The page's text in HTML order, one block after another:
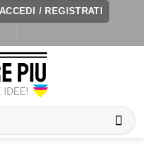
ACCEDI / REGISTRATI